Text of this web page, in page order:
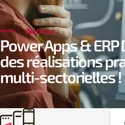
Webinar
Power Apps & ERP
des réalisations
multi-sectorielles !